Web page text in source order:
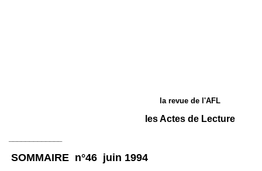
la revue de l'AFL
les Actes de Lecture
SOMMAIRE n°46 juin 1994